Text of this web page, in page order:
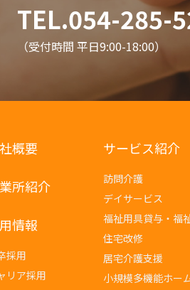
TEL.054-285-
（受付時間 平日9:00-18:00）
概要
所紹介
情報
採用
リア採用
サービス紹介
訪問介護
デイサービス
福祉用具貸与・福
住宅改修
居宅介護支援
小規模多機能ホー